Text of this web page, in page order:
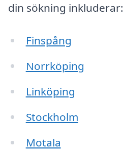
din sökning inkluderar:
Finspång
Norrköping
Linköping
Stockholm
Motala